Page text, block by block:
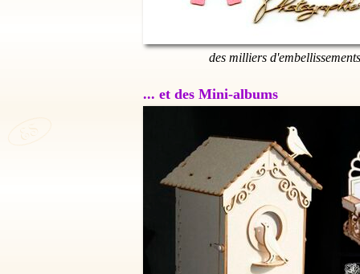
des milliers
... et des Mini-albums